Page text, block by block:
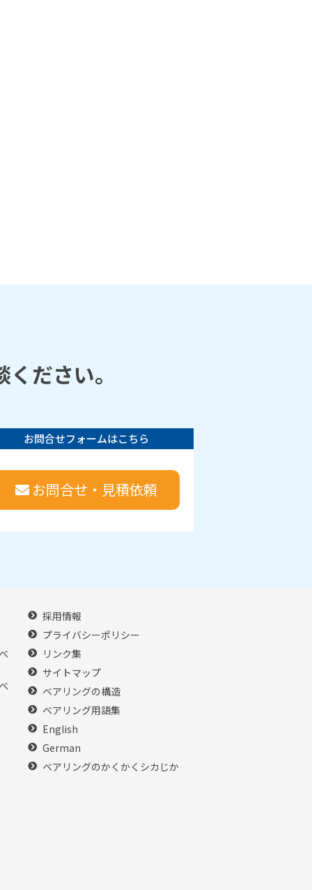
ださい。
お問合せフォームはこちら
お問合せ・見積依頼
採用情報
プライバシーポリシー
リンク集
サイトマップ
ベアリングの構造
ベアリング用語集
English
German
ベアリングのかくかくシカじか